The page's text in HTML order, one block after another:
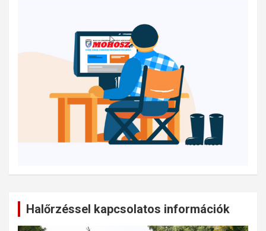
Halőrzéssel kapcsolatos információk